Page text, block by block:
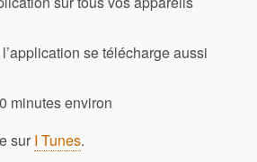
se télécharge aussi
minutes environ
sur I Tunes.